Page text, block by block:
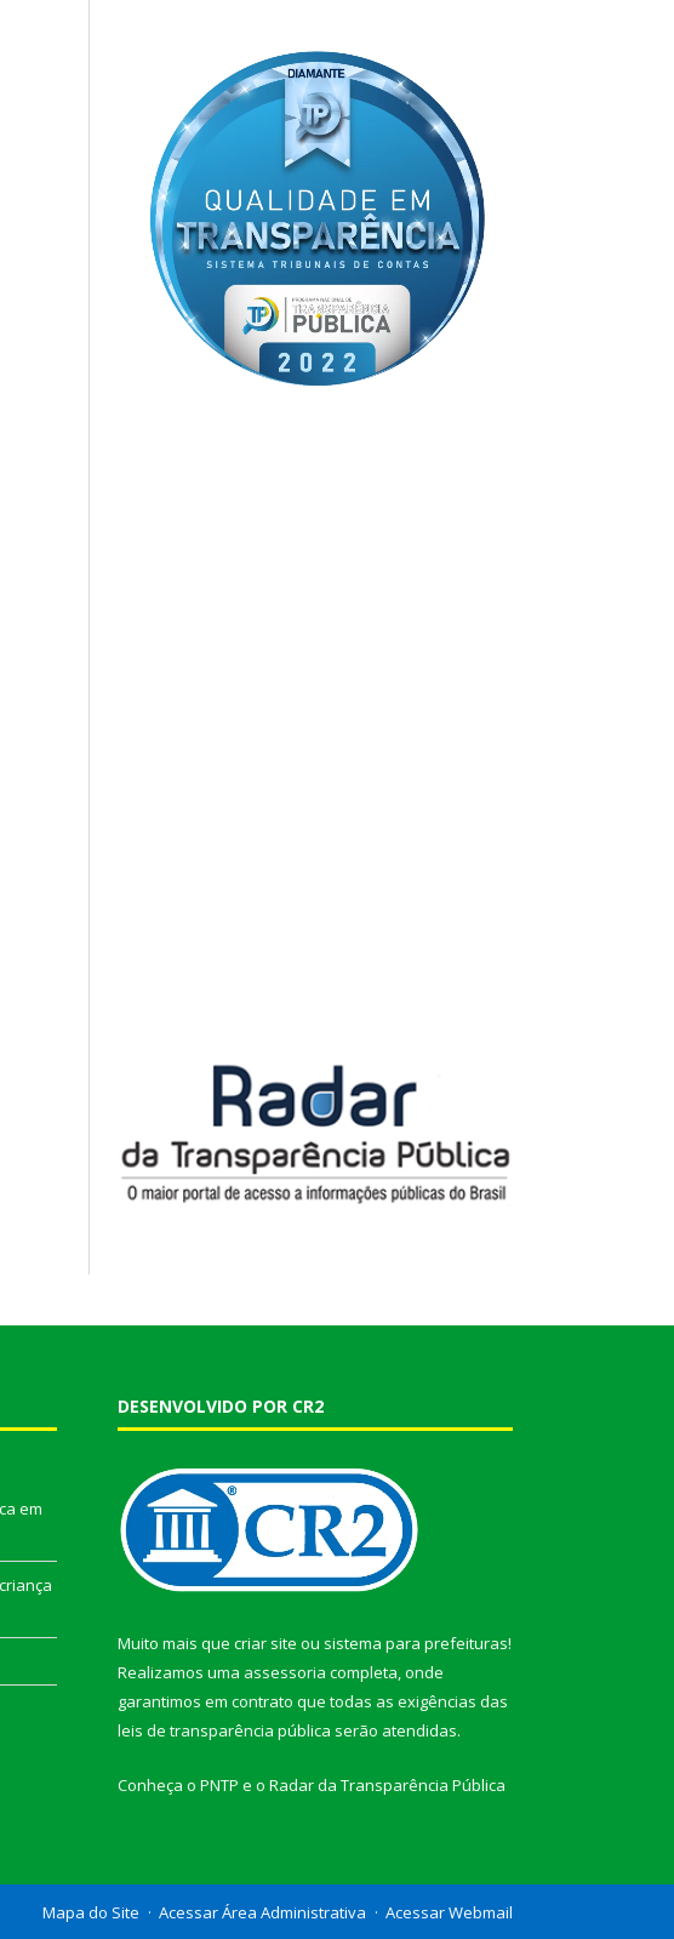
em
DESENVOLVIDO POR CR2
Muito mais que criar site ou sistema para prefeituras!
Realizamos uma assessoria completa, onde
garantimos em contrato que todas as exigências das
leis de transparência pública serão atendidas.
Conheça o PNTP e o Radar da Transparência Pública
Mapa do Site Acessar Área Administrativa Acessar Webmail